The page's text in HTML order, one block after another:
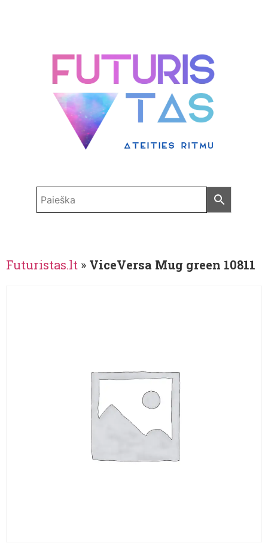
Futuristas.lt » ViceVersa Mug green 10811